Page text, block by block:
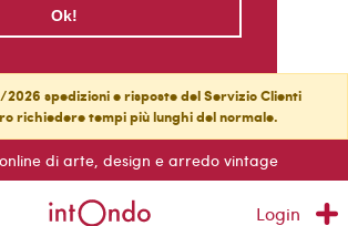
Ok!
spedizioni e risposte del Servizio Clienti
richiedere tempi più lunghi del normale.
di arte, design e arredo vintage
Login